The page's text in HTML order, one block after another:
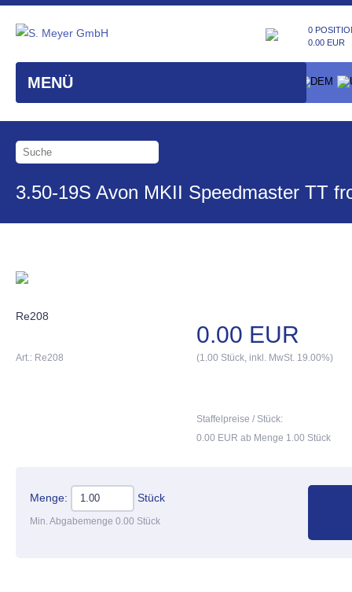
MENÜ
0
0.00 EUR
3.50-19S Avon MKII Speedmaster TT
Re208
0.00 EUR
Art.: Re208 (1.00 Stück, inkl. MwSt. 19.00%)
Staffelpreise / Stück:
0.00 EUR ab Menge 1.00 Stück
Menge: Stück
Min. Abgabemenge 0.00 Stück